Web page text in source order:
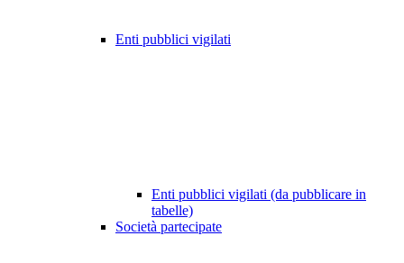
Enti pubblici vigilati
Enti pubblici vigilati (da pubblicare in
tabelle)
Società partecipate